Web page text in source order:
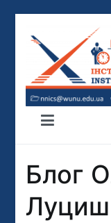
вмісту
ІНСТИТУТ
ННІКС
Блог